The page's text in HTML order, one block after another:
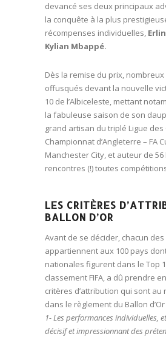
devancé ses deux principaux
la conquête à la plus
récompenses individuelles,
Kylian Mbappé.
Dès la remise du prix,
offusqués devant la nouvelle
10 de l’Albiceleste, mettant
la fabuleuse saison de son
grand artisan du triplé Ligue des
Championnat d’Angleterre – FA
Manchester City, et auteur de 56
rencontres (!) toutes
LES CRITÈRES
BALLON D’OR
Avant de se décider, chacun
appartiennent aux 100 pays
nationales figurent dans le Top
classement FIFA, a dû prendre
critères d’attribution qui sont au
dans le règlement du Ballon d’Or
1- Les performances individuelles,
décisif et impressionnant des